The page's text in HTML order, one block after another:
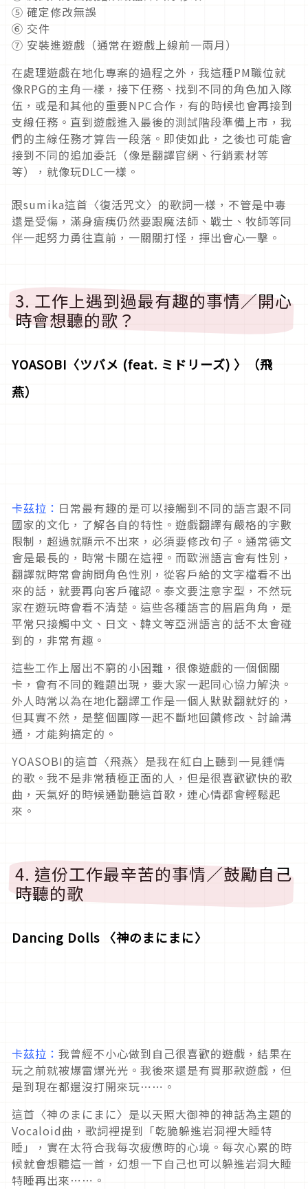
⑤ 確定修改無誤
⑥ 交件
⑦ 安裝進遊戲（通常在遊戲上線前一兩月）
在處理遊戲在地化專案的過程之外，我這種PM職位就
像RPG的主角一樣，接下任務、找到不同的角色加入隊
伍，或是和其他的重要NPC合作，有的時候也會再接到
支線任務。直到遊戲進入最後的測試階段準備上市，我
們的主線任務才算告一段落。即使如此，之後也可能會
接到不同的追加委託（像是翻譯官網、行銷素材等
等），就像玩DLC一樣。
跟sumika這首〈復活咒文〉的歌詞一樣，不管是中毒
還是受傷，滿身瘡痍仍然要跟魔法師、戰士、牧師等同
伴一起努力勇往直前，一關關打怪，揮出會心一擊。
3. 工作上遇到過最有趣的事情／開心
時會想聽的歌？
YOASOBI 〈ツバメ (feat. ミドリーズ) 〉（飛
燕）
卡茲拉： 日常最有趣的是可以接觸到不同的語言跟不同
國家的文化，了解各自的特性。遊戲翻譯有嚴格的字數
限制，超過就顯示不出來，必須要修改句子。通常德文
會是最長的，時常卡關在這裡。而歐洲語言會有性別，
翻譯就時常會詢問角色性別，從客戶給的文字檔看不出
來的話，就要再向客戶確認。泰文要注意字型，不然玩
家在遊玩時會看不清楚。這些各種語言的眉眉角角，是
平常只接觸中文、日文、韓文等亞洲語言的話不太會碰
到的，非常有趣。
這些工作上層出不窮的小困難，很像遊戲的一個個關
卡，會有不同的難題出現，要大家一起同心協力解決。
外人時常以為在地化翻譯工作是一個人默默翻就好的，
但其實不然，是整個團隊一起不斷地回饋修改、討論溝
通，才能夠搞定的。
YOASOBI的這首〈飛燕〉是我在紅白上聽到一見鍾情
的歌。我不是非常積極正面的人，但是很喜歡歡快的歌
曲，天氣好的時候通勤聽這首歌，連心情都會輕鬆起
來。
4. 這份工作最辛苦的事情／鼓勵自己
時聽的歌
Dancing Dolls 〈神のまにまに〉
卡茲拉： 我曾經不小心做到自己很喜歡的遊戲，結果在
玩之前就被爆雷爆光光。我後來還是有買那款遊戲，但
是到現在都還沒打開來玩⋯⋯。
這首〈神のまにまに〉是以天照大御神的神話為主題的
Vocaloid曲，歌詞裡提到「乾脆躲進岩洞裡大睡特
睡」，實在太符合我每次疲憊時的心境。每次心累的時
候就會想聽這一首，幻想一下自己也可以躲進岩洞大睡
特睡再出來⋯⋯。